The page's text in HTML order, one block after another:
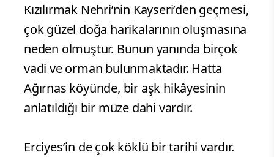
Kızılırmak Nehri’nin Kayseri’den geçmesi,
çok güzel doğa harikalarının oluşmasına
neden olmuştur. Bunun yanında birçok
vadi ve orman bulunmaktadır. Hatta
Ağırnas köyünde, bir aşk hikâyesinin
anlatıldığı bir müze dahi vardır.
Erciyes’in de çok köklü bir tarihi vardır.